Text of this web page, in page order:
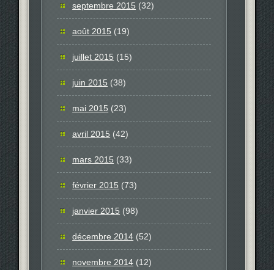
septembre 2015 (32)
août 2015 (19)
juillet 2015 (15)
juin 2015 (38)
mai 2015 (23)
avril 2015 (42)
mars 2015 (33)
février 2015 (73)
janvier 2015 (98)
décembre 2014 (52)
novembre 2014 (12)